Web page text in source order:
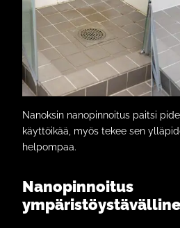
Nanoksin nanopinnoitus paitsi
käyttöikää, myös tekee sen
helpompaa.
Nanopinnoitus